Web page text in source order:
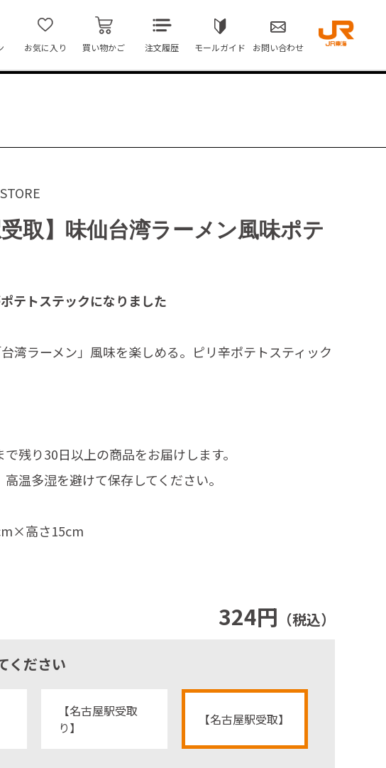
お気に入り 買い物かご 注文履歴 モールガイド お問い合わせ
取】味仙台湾ラーメン風味ポテ
324円 （税込）
ください
【名古屋駅受取
り】
【名古屋駅受取】
テトステックになりました
湾ラーメン」風味を楽しめる。ピリ辛ポテトスティック
残り30日以上の商品をお届けします。
温多湿を避けて保存してください。
高さ15cm